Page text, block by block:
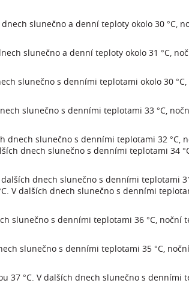
slunečno a denní teploty okolo 30 °C,
slunečno a denní teploty okolo 31 °C,
slunečno s denními teplotami okolo 30
slunečno s denními teplotami 33 °C,
dnech slunečno s denními teplotami 32 °C,
dnech slunečno s denními teplotami 34
dnech slunečno s denními teplotami
V dalších dnech slunečno s denními
slunečno s denními teplotami 36 °C, noční
slunečno s denními teplotami 35 °C,
37 °C. V dalších dnech slunečno s denními